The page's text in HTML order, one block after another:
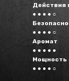
Действия
● ● ● ● ○
● ● ● ● ○
Аромат
● ● ● ● ●
Мощность
● ● ● ● ○